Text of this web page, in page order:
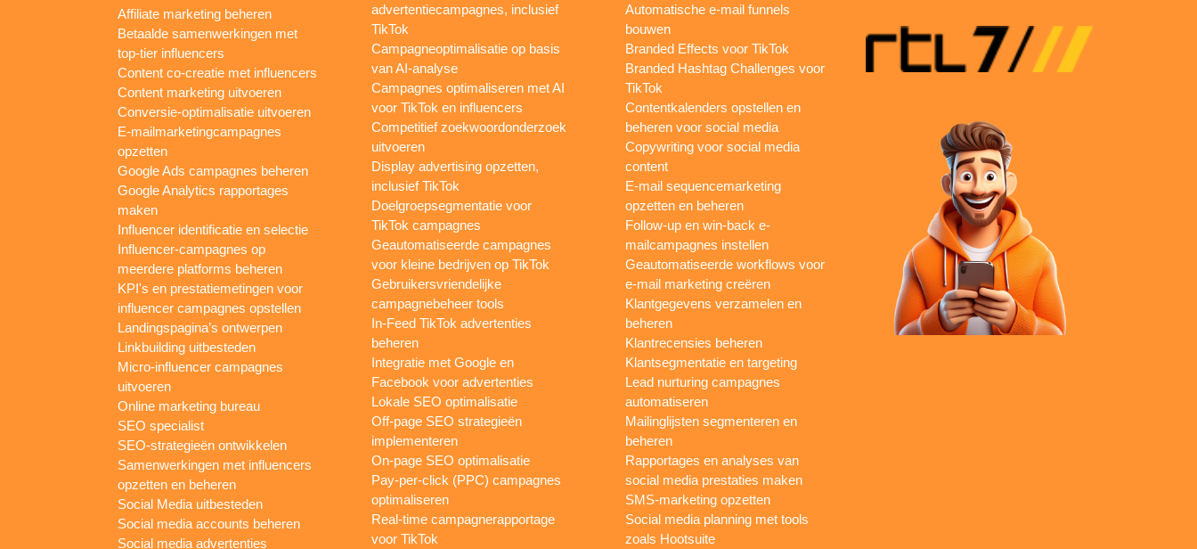
Affiliate marketing beheren
Betaalde samenwerkingen met
top-tier influencers
Content co-creatie met influencers
Content marketing uitvoeren
Conversie-optimalisatie uitvoeren
E-mailmarketingcampagnes
opzetten
Google Ads campagnes beheren
Google Analytics rapportages
maken
Influencer identificatie en selectie
Influencer-campagnes op
meerdere platforms beheren
KPI's en prestatiemetingen voor
influencer campagnes opstellen
Landingspagina’s ontwerpen
Linkbuilding uitbesteden
Micro-influencer campagnes
uitvoeren
Online marketing bureau
SEO specialist
SEO-strategieën ontwikkelen
Samenwerkingen met influencers
opzetten en beheren
Social Media uitbesteden
Social media accounts beheren
Social media advertenties
advertentiecampagnes, inclusief
TikTok
Campagneoptimalisatie op basis
van AI-analyse
Campagnes optimaliseren met AI
voor TikTok en influencers
Competitief zoekwoordonderzoek
uitvoeren
Display advertising opzetten,
inclusief TikTok
Doelgroepsegmentatie voor
TikTok campagnes
Geautomatiseerde campagnes
voor kleine bedrijven op TikTok
Gebruikersvriendelijke
campagnebeheer tools
In-Feed TikTok advertenties
beheren
Integratie met Google en
Facebook voor advertenties
Lokale SEO optimalisatie
Off-page SEO strategieën
implementeren
On-page SEO optimalisatie
Pay-per-click (PPC) campagnes
optimaliseren
Real-time campagnerapportage
voor TikTok
Automatische e-mail funnels
bouwen
Branded Effects voor TikTok
Branded Hashtag Challenges voor
TikTok
Contentkalenders opstellen en
beheren voor social media
Copywriting voor social media
content
E-mail sequencemarketing
opzetten en beheren
Follow-up en win-back e-
mailcampagnes instellen
Geautomatiseerde workflows voor
e-mail marketing creëren
Klantgegevens verzamelen en
beheren
Klantrecensies beheren
Klantsegmentatie en targeting
Lead nurturing campagnes
automatiseren
Mailinglijsten segmenteren en
beheren
Rapportages en analyses van
social media prestaties maken
SMS-marketing opzetten
Social media planning met tools
zoals Hootsuite